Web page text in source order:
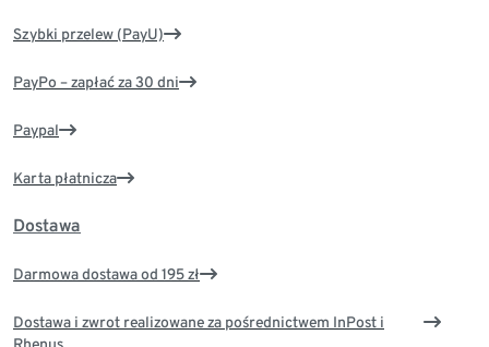
Szybki przelew (PayU)
PayPo – zapłać za 30 dni
Paypal
Karta płatnicza
Dostawa
Darmowa dostawa od 195 zł
Dostawa i zwrot realizowane za pośrednictwem InPost i
Rhenus